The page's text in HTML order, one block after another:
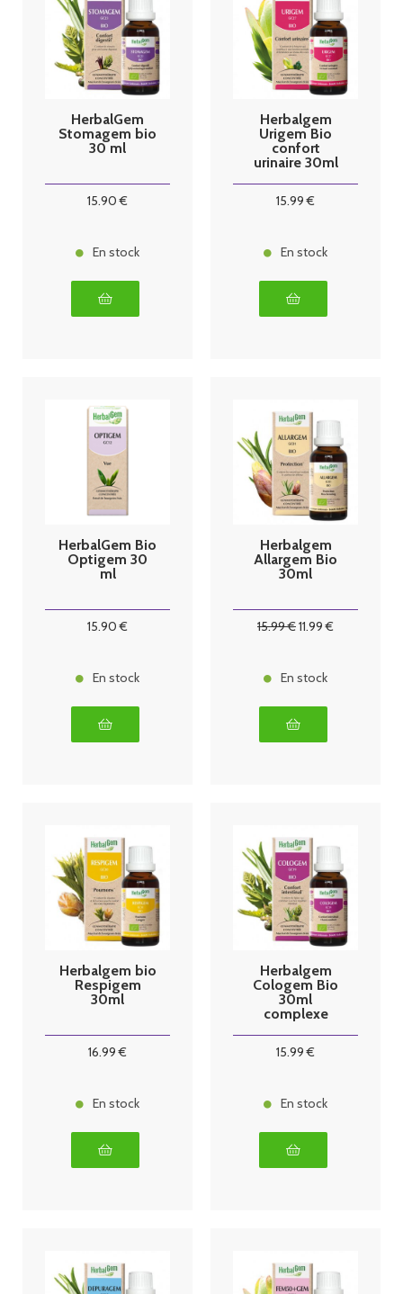
HerbalGem
Stomagem bio
30 ml
15.90 €
En stock
Herbalgem
Urigem Bio
confort
urinaire 30ml
15.99 €
En stock
HerbalGem Bio
Optigem 30
ml
15.90 €
En stock
Herbalgem
Allargem Bio
30ml
15.99€11.99 €
En stock
Herbalgem bio
Respigem
30ml
16.99 €
En stock
Herbalgem
Cologem Bio
30ml
complexe
15.99 €
En stock